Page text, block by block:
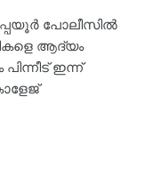
പോലീസിൽ
ആദ്യം
ഇന്ന്